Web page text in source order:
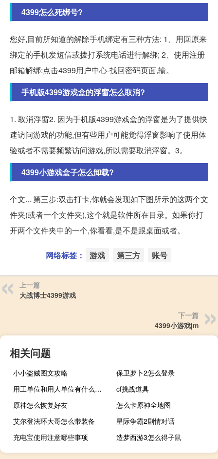
4399怎么死绑号?
您好,目前所知道的解除手机绑定有三种方法: 1、用回原来
绑定的手机发短信或拨打系统电话进行解绑; 2、使用注册
邮箱解绑:点击4399用户中心-找回密码页面,输。
手机版4399游戏盒的浮窗怎么取消?
1. 取消浮窗2. 因为手机版4399游戏盒的浮窗是为了提供快
速访问游戏的功能,但有些用户可能觉得浮窗影响了使用体
验或者不需要频繁访问游戏,所以需要取消浮窗。3。
4399小游戏盒子怎么卸载?
个文... 第三步:双击打卡,你就会发现如下图所示的这两个文
件夹(或者一个文件夹),这个就是软件所在目录。如果你打
开两个文件夹中的一个,你看看,是不是跟桌面或者。
网络标签： 游戏 第三方 账号
上一篇
大战博士4399游戏
下一篇
4399小游戏jm
相关问题
小小盗贼图文攻略
保卫萝卜2怎么登录
用工单位和用人单位有什么区别
cf挑战道具
原神怎么恢复好友
怎么卡原神全地图
艾尔登法环大哥怎么带装备
星际争霸2剧情对话
充电宝使用注意哪些事项
造梦西游3怎么得子鼠